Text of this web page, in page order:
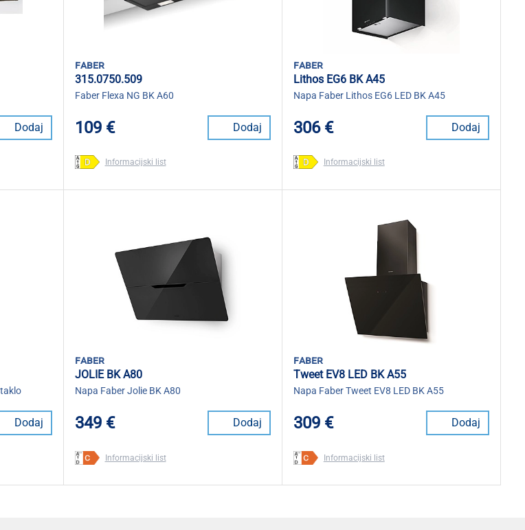
Dodaj
faber
315.0750.509
Faber Flexa NG BK A60
109 € Dodaj
Informacijski list
faber
Lithos EG6 BK A45
Napa Faber Lithos EG6 LED BK A45
306 € Dodaj
Informacijski list
Dodaj
faber
JOLIE BK A80
Napa Faber Jolie BK A80
349 € Dodaj
Informacijski list
faber
Tweet EV8 LED BK A55
Napa Faber Tweet EV8 LED BK A55
309 € Dodaj
Informacijski list